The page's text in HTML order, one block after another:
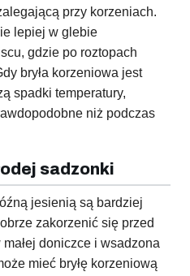
przy korzeniach.
lepiej w glebie
gdzie po roztopach
bryła korzeniowa jest
spadki temperatury,
niż podczas
sadzonki
jesienią są bardziej
zakorzenić się przed
doniczce i wsadzona
mieć bryłę korzeniową